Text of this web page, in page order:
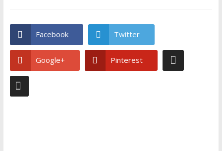
Facebook Twitter
Google+ Pinterest